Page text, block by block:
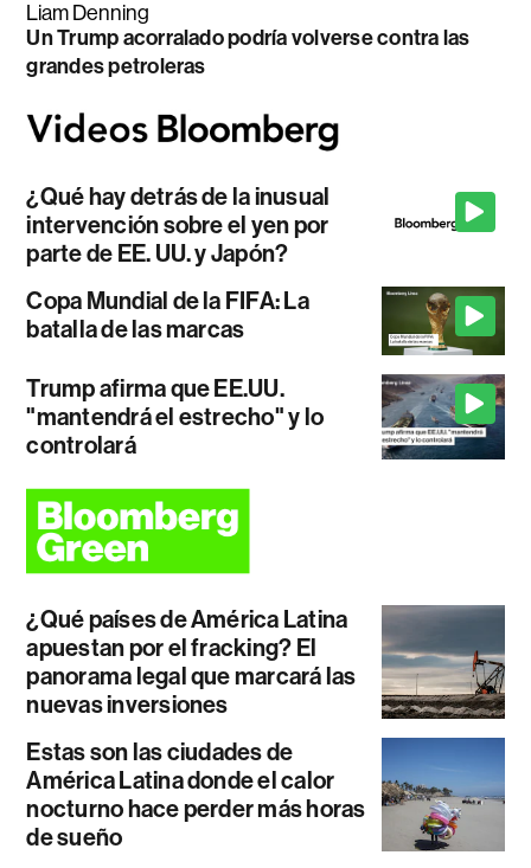
Liam Denning
Un Trump acorralado podría volverse contra las
grandes petroleras
¿Qué hay detrás de la inusual
intervención sobre el yen por
parte de EE. UU. y Japón?
Copa Mundial de la FIFA: La
batalla de las marcas
Trump afirma que EE.UU.
"mantendrá el estrecho" y lo
controlará
¿Qué países de América Latina
apuestan por el fracking? El
panorama legal que marcará las
nuevas inversiones
Estas son las ciudades de
América Latina donde el calor
nocturno hace perder más horas
de sueño